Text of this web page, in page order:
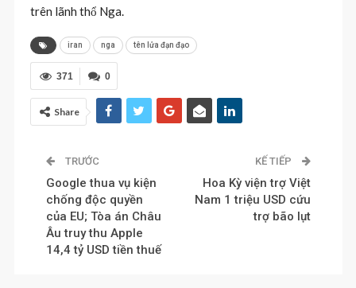
trên lãnh thổ Nga.
iran nga tên lửa đạn đạo
0
371
Share
TRƯỚC
Google thua vụ kiện
chống độc quyền
của EU; Tòa án Châu
Âu truy thu Apple
14,4 tỷ USD tiền thuế
KẾ TIẾP
Hoa Kỳ viện trợ Việt
Nam 1 triệu USD cứu
trợ bão lụt